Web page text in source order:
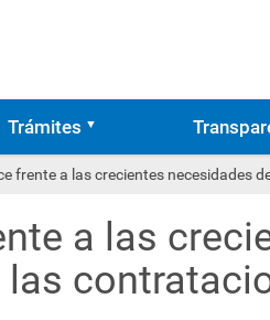
Trámites
frente a las crecientes necesidades
a las